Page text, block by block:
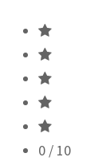
0 / 10